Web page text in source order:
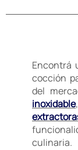
Encontrá
cocción
del
inoxidable,
culinaria.